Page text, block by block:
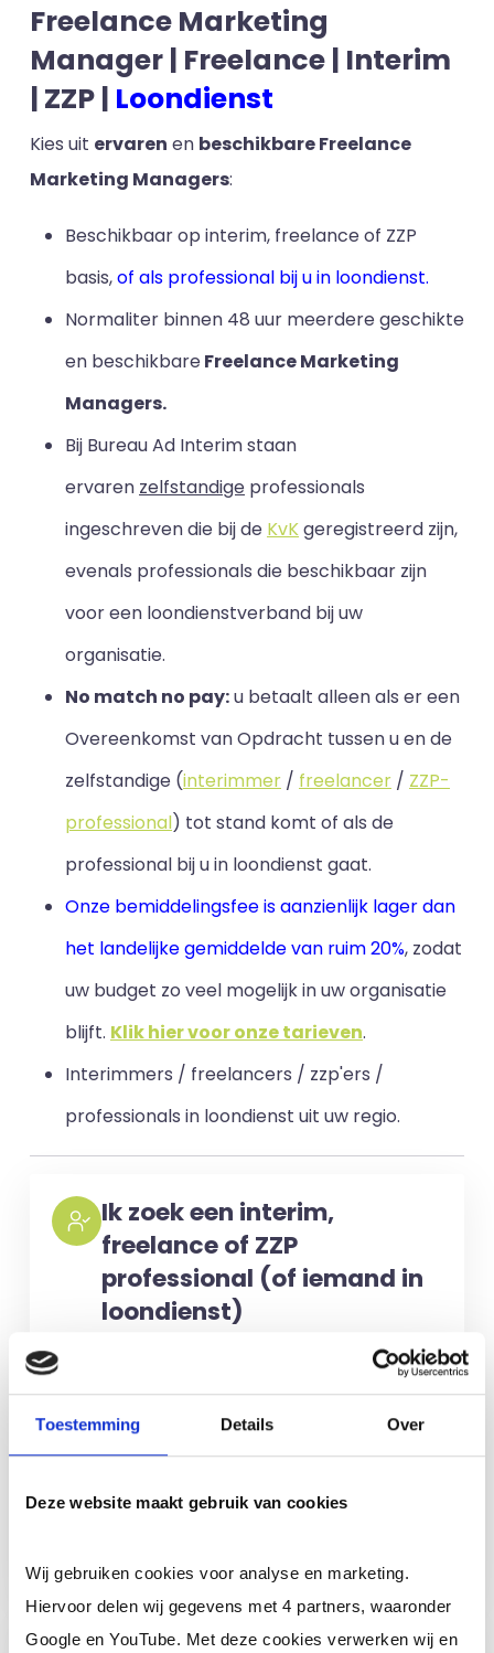
Toestemming Details Over
Deze website maakt gebruik van cookies
Wij gebruiken cookies voor analyse en marketing.
Hiervoor delen wij gegevens met 4 partners, waaronder
Google en YouTube. Met deze cookies verwerken wij en
Freelance Marketing
Manager | Freelance | Interim
| ZZP | Loondienst
Kies uit ervaren en beschikbare Freelance
Marketing Managers:
Beschikbaar op interim, freelance of ZZP
basis,of als professional bij u in loondienst.
Normaliter binnen 48 uur meerdere geschikte
en beschikbareFreelance Marketing
Managers.
Bij Bureau Ad Interim staan
ervaren zelfstandige professionals
ingeschreven die bij de KvKgeregistreerd zijn,
evenals professionals die beschikbaar zijn
voor een loondienstverband bij uw
organisatie.
No match no pay:u betaalt alleen als er een
Overeenkomst van Opdracht tussen u en de
zelfstandige (interimmer / freelancer / ZZP-
professional) tot stand komt of als de
professional bij u in loondienst gaat.
Onze bemiddelingsfee is aanzienlijk lager dan
het landelijke gemiddelde van ruim 20%, zodat
uw budget zo veel mogelijk in uw organisatie
blijft. Klik hier voor onze tarieven.
Interimmers / freelancers / zzp'ers /
professionals in loondienst uit uw regio.
Ik zoek een interim,
freelance of ZZP
professional (of iemand in
loondienst)
Voor het selecteren van de juiste
kandidaten berekenen wij geen kosten.
No match? No pay!
Kosten worden
alleen gemaakt als een professional
voor u aan de slag gaat.